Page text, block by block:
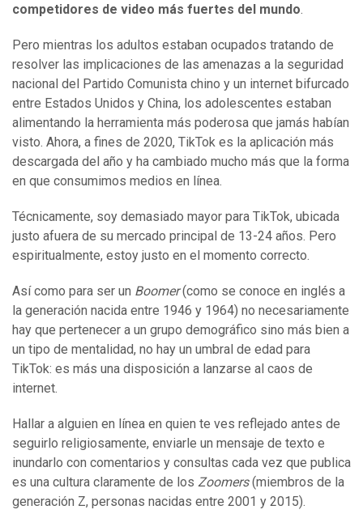
competidores de video más fuertes del mundo.
Pero mientras los adultos estaban ocupados tratando de
resolver las implicaciones de las amenazas a la seguridad
nacional del Partido Comunista chino y un internet bifurcado
entre Estados Unidos y China, los adolescentes estaban
alimentando la herramienta más poderosa que jamás habían
visto. Ahora, a fines de 2020, TikTok es la aplicación más
descargada del año y ha cambiado mucho más que la forma
en que consumimos medios en línea.
Técnicamente, soy demasiado mayor para TikTok, ubicada
justo afuera de su mercado principal de 13-24 años. Pero
espiritualmente, estoy justo en el momento correcto.
Así como para ser un Boomer(como se conoce en inglés a
la generación nacida entre 1946 y 1964) no necesariamente
hay que pertenecer a un grupo demográfico sino más bien a
un tipo de mentalidad, no hay un umbral de edad para
TikTok: es más una disposición a lanzarse al caos de
internet.
Hallar a alguien en línea en quien te ves reflejado antes de
seguirlo religiosamente, enviarle un mensaje de texto e
inundarlo con comentarios y consultas cada vez que publica
es una cultura claramente de los Zoomers(miembros de la
generación Z, personas nacidas entre 2001 y 2015).